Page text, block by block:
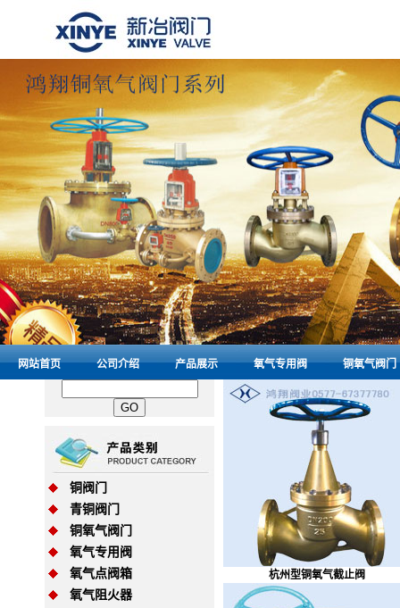
网站首页 公司介绍 产品展示 氧气专用阀 铜氧气阀门
铜阀门
青铜阀门
铜氧气阀门
氧气专用阀
氧气点阀箱
氧气阻火器
杭州型铜氧气截止阀